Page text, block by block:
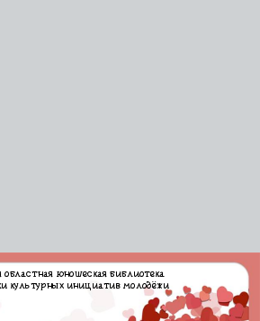
областная юношеская библиотека
культурных инициатив молодёжи